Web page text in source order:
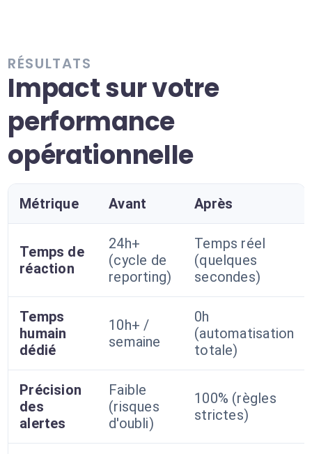
RÉSULTATS
Impact sur votre
performance
opérationnelle
Métrique Avant Après
Temps de
réaction
24h+
(cycle de
reporting)
Temps réel
(quelques
secondes)
Temps
humain
dédié
10h+ /
semaine
0h
(automatisation
totale)
Précision
des
alertes
Faible
(risques
d'oubli)
100% (règles
strictes)